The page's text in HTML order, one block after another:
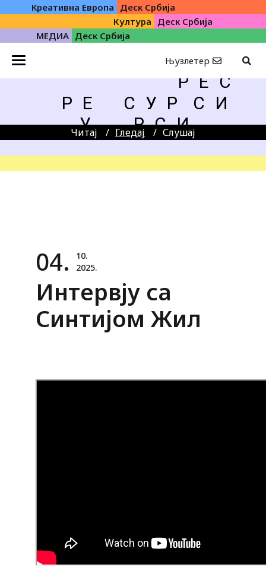
Kреативна Eвропа Деск Србија
Култура Деск Србија
МЕДИА Деск Србија
Њузлетер
Р Е С
Р Е
С У Р
С И
У
Р С И
Читај Гледај Слушај
04.
10.
2025.
Интервју са
Синтијом Жил